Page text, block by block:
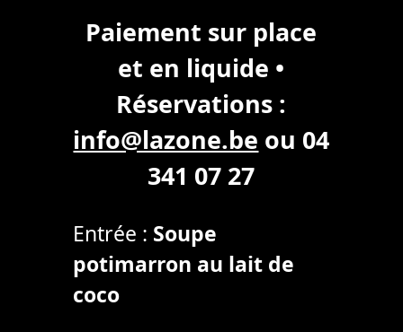
Paiement sur place
et en liquide •
Réservations :
info@lazone.be ou 04
341 07 27
Entrée : Soupe
potimarron au lait de
coco